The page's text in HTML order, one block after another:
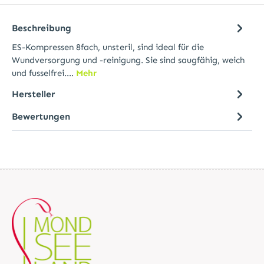
Beschreibung
ES-Kompressen 8fach, unsteril, sind ideal für die
Wundversorgung und -reinigung. Sie sind saugfähig, weich
und fusselfrei.… Mehr
Hersteller
Bewertungen